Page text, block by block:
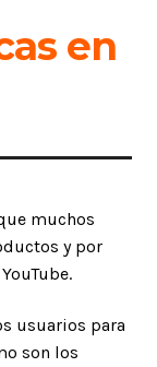
en
muchos
y por
usuarios para
son los